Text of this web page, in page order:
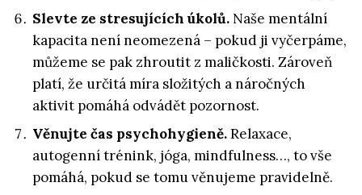
Slevte ze stresujících úkolů. Naše mentální
kapacita není neomezená – pokud ji vyčerpáme,
můžeme se pak zhroutit z maličkosti. Zároveň
platí, že určitá míra složitých a náročných
aktivit pomáhá odvádět pozornost.
Věnujte čas psychohygieně.Relaxace,
autogenní trénink, jóga, mindfulness…, to vše
pomáhá, pokud se tomu věnujeme pravidelně.